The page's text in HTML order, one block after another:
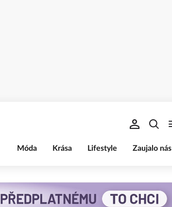
Móda Krása Lifestyle Zaujalo nás